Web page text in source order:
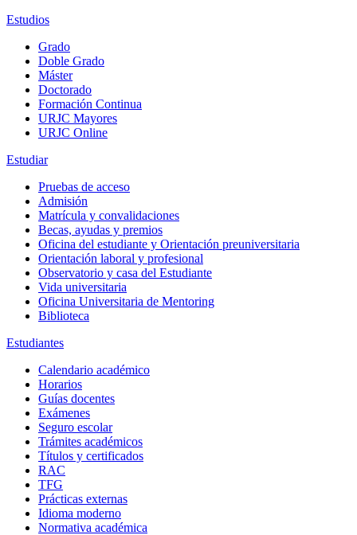
Estudios
Grado
Doble Grado
Máster
Doctorado
Formación Continua
URJC Mayores
URJC Online
Estudiar
Pruebas de acceso
Admisión
Matrícula y convalidaciones
Becas, ayudas y premios
Oficina del estudiante y Orientación preuniversitaria
Orientación laboral y profesional
Observatorio y casa del Estudiante
Vida universitaria
Oficina Universitaria de Mentoring
Biblioteca
Estudiantes
Calendario académico
Horarios
Guías docentes
Exámenes
Seguro escolar
Trámites académicos
Títulos y certificados
RAC
TFG
Prácticas externas
Idioma moderno
Normativa académica